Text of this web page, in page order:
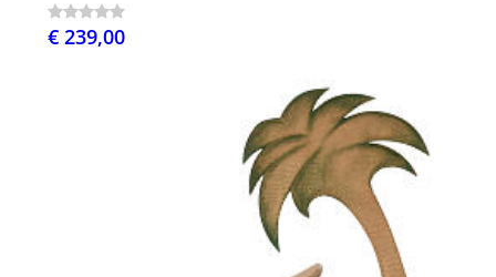
€ 239,00